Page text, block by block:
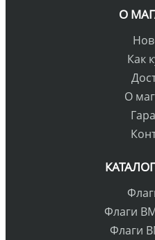
О
Как
О
Флаги
Флаги